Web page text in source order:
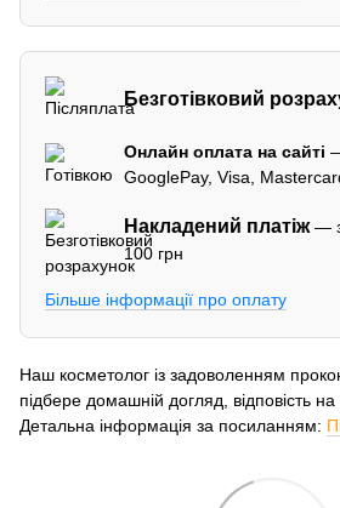
Безготівковий
Онлайн оплата на сайті
GooglePay, Visa,
Накладений платіж—
100 грн
Більше інформації про оплату
Наш косметолог із задоволенням
підбере домашній догляд, відповість на
Детальна інформація за посиланням: